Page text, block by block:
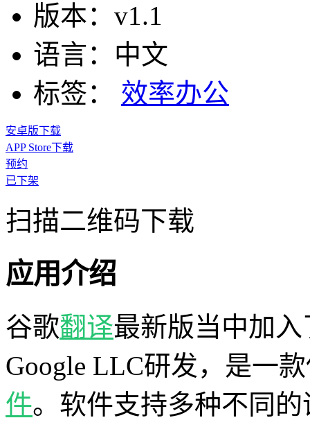
版本： v1.1
语言： 中文
标签：
效率办公
安卓版下载
APP Store下载
预约
已下架
扫描二维码下载
应用介绍
谷歌翻译最新版当中加
Google LLC研发，是一
件。软件支持多种不同